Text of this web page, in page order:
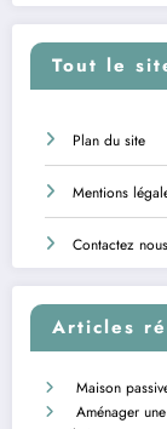
Tout le
Plan du site
Mentions
Contactez nous
Articles
Maison
Aménager